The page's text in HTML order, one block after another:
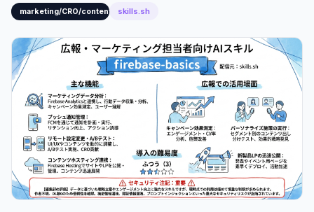
marketing/CRO/content/dataskills.sh